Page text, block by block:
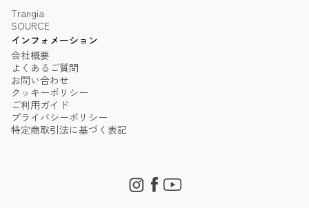
Trangia
SOURCE
インフォメーション
会社概要
よくあるご質問
お問い合わせ
クッキーポリシー
ご利用ガイド
プライバシーポリシー
特定商取引法に基づく表記